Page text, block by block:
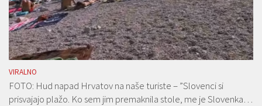
VIRALNO
FOTO: Hud napad Hrvatov na naše turiste – ”Slovenci si
prisvajajo plažo. Ko sem jim premaknila stole, me je Slovenka…